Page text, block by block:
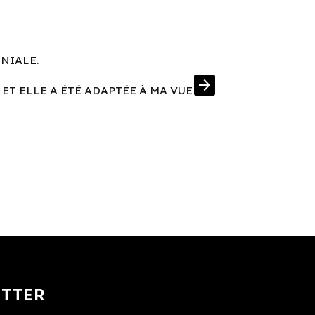
ELLE A ÉTÉ ADAPTÉE À MA VUE arrow_forward